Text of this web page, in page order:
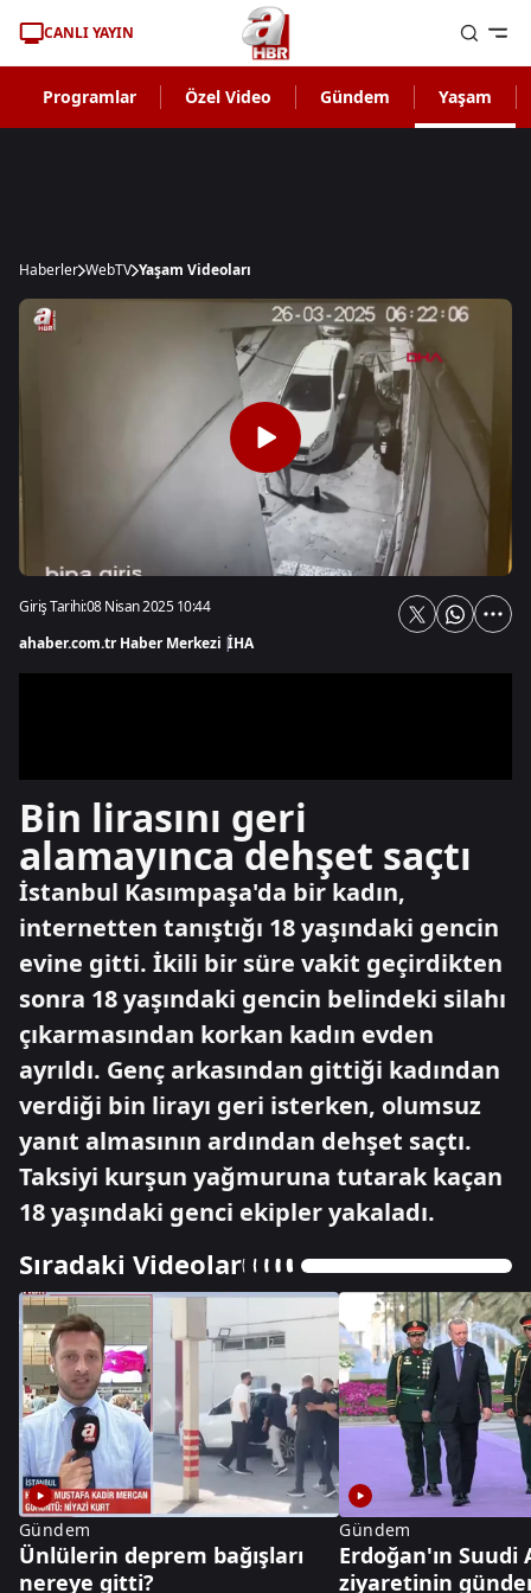
CANLI YAYIN
Programlar Özel Video Gündem Yaşam
Haberler WebTV Yaşam Videoları
Giriş Tarihi:08 Nisan 2025 10:44
ahaber.com.tr Haber Merkezi |İHA
Bin lirasını geri
alamayınca dehşet saçtı
İstanbul Kasımpaşa'da bir kadın,
internetten tanıştığı 18 yaşındaki gencin
evine gitti. İkili bir süre vakit geçirdikten
sonra 18 yaşındaki gencin belindeki silahı
çıkarmasından korkan kadın evden
ayrıldı. Genç arkasından gittiği kadından
verdiği bin lirayı geri isterken, olumsuz
yanıt almasının ardından dehşet saçtı.
Taksiyi kurşun yağmuruna tutarak kaçan
18 yaşındaki genci ekipler yakaladı.
Sıradaki Videolar
Gündem
Ünlülerin deprem bağışları
nereye gitti?
Gündem
Erdoğan'ın Suudi
ziyaretinin